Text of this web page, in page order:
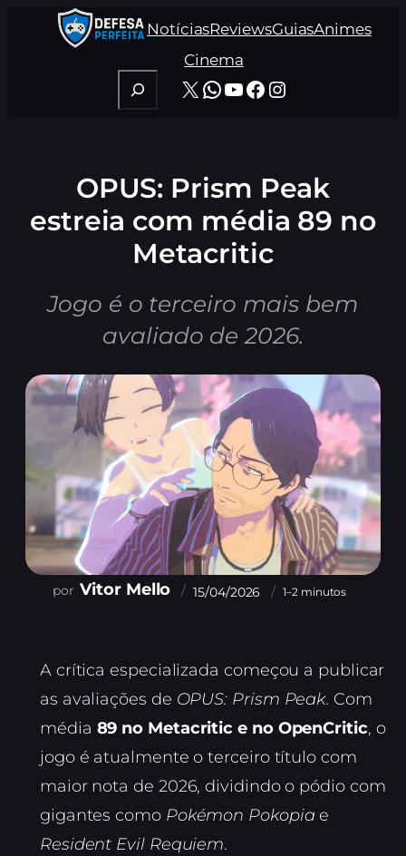
NotíciasReviewsGuiasAnimes
Cinema
Pesquisar
X WhatsApp
Youtube
Facebook
Instagram
OPUS: Prism Peak
estreia com média 89 no
Metacritic
Jogo é o terceiro mais bem
avaliado de 2026.
Vitor Mello 15/04/2026 1–2 minutos
A crítica especializada começou a publicar
as avaliações de OPUS: Prism Peak. Com
média 89 no Metacritic e no OpenCritic, o
jogo é atualmente o terceiro título com
maior nota de 2026, dividindo o pódio com
gigantes como Pokémon Pokopia e
Resident Evil Requiem.